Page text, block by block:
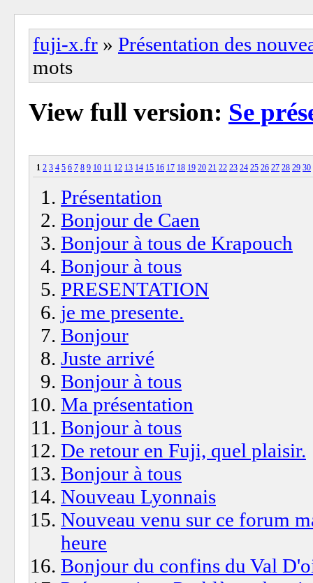
fuji-x.fr » Présentation des
mots
View full version: Se
1 2 3 4 5 6 7 8 9 10 11 12 13 14 15 16 17 18 19 20 21 22 23 24 25 26 27 28 29 30
Présentation
Bonjour de Caen
Bonjour à tous de Krapouch
Bonjour à tous
PRESENTATION
je me presente.
Bonjour
Juste arrivé
Bonjour à tous
Ma présentation
Bonjour à tous
De retour en Fuji, quel plaisir.
Bonjour à tous
Nouveau Lyonnais
Nouveau venu sur ce forum
heure
Bonjour du confins du Val